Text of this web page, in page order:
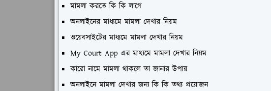
মামলা করতে কি কি লাগে
অনলাইনের মাধ্যমে মামলা দেখার নিয়ম
ওয়েবসাইটের মাধ্যমে মামলা দেখার নিয়ম
My Court App এর মাধ্যমে মামলা দেখার নিয়ম
কারো নামে মামলা থাকলে তা জানার উপায়
অনলাইনে মামলা দেখার জন্য কি কি তথ্য প্রয়োজন